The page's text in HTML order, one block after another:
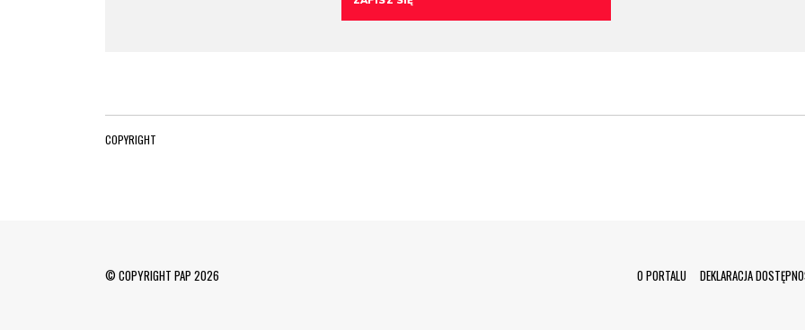
COPYRIGHT
© COPYRIGHT PAP 2026 Menu Footer
O PORTALU DEKLARACJA